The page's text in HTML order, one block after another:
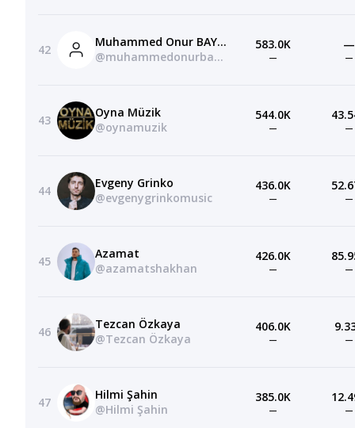
42
Muhammed Onur BAYRAKTAR
@muhammedonurbayraktar
583.0K
—
—
—
43
Oyna Müzik
@oynamuzik
544.0K
— —
44
Evgeny Grinko
@evgenygrinkomusic
436.0K
— —
45
Azamat
@azamatshakhan
426.0K
— —
46
Tezcan Özkaya
@Tezcan Özkaya
406.0K
— —
47
Hilmi Şahin
@Hilmi Şahin
385.0K
— —